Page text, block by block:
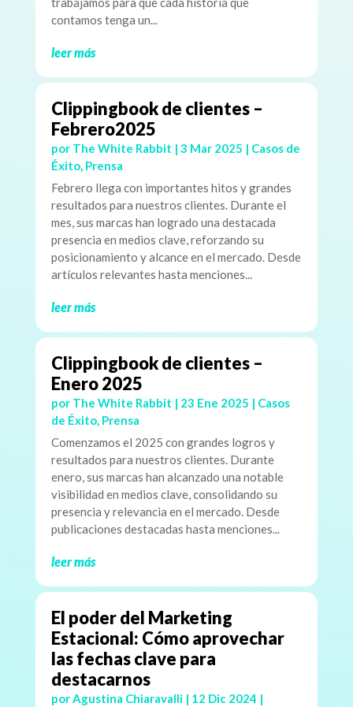
contamos tenga un...
leer más
Clippingbook de clientes –
Febrero2025
por The White Rabbit | 3 Mar 2025 | Casos de
Éxito, Prensa
Febrero llega con importantes hitos y grandes
resultados para nuestros clientes. Durante el
mes, sus marcas han logrado una destacada
presencia en medios clave, reforzando su
posicionamiento y alcance en el mercado. Desde
artículos relevantes hasta menciones...
leer más
Clippingbook de clientes –
Enero 2025
por The White Rabbit | 23 Ene 2025 | Casos
de Éxito, Prensa
Comenzamos el 2025 con grandes logros y
resultados para nuestros clientes. Durante
enero, sus marcas han alcanzado una notable
visibilidad en medios clave, consolidando su
presencia y relevancia en el mercado. Desde
publicaciones destacadas hasta menciones...
leer más
El poder del Marketing
Estacional: Cómo aprovechar
las fechas clave para
destacarnos
porAgustina Chiaravalli| 12 Dic 2024 |